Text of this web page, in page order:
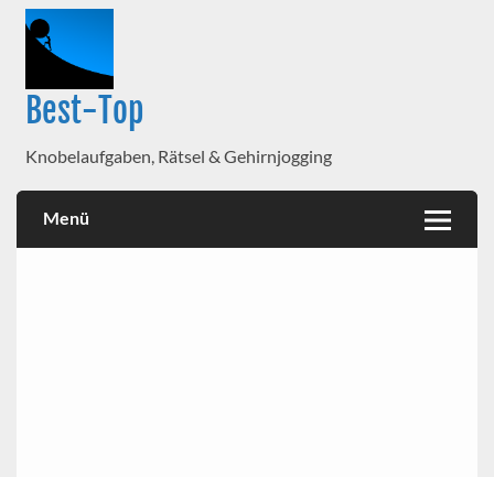
Best-Top
Knobelaufgaben, Rätsel & Gehirnjogging
Menü